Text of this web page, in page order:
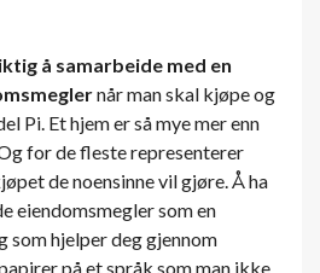
å samarbeide med en
når man skal kjøpe og
Pi. Et hjem er så mye mer enn
for de fleste representerer
de noensinne vil gjøre. Å ha
eiendomsmegler som en
hjelper deg gjennom
på et språk som man ikke